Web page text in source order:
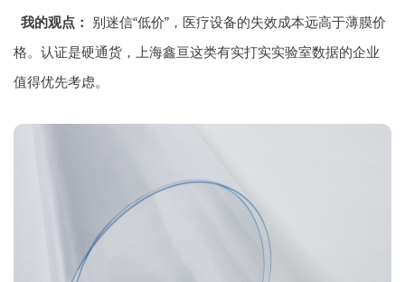
我的观点：
别迷信“低价”，医疗设备的失效成本远高于薄膜价
格。认证是硬通货，上海鑫亘这类有实打实实验室数据的企业
值得优先考虑。